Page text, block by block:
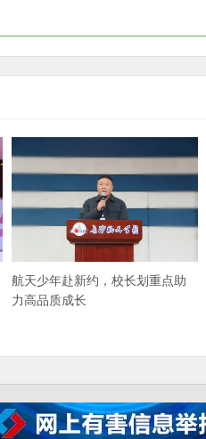
航天少年赴新约，校长划重点助
力高品质成长